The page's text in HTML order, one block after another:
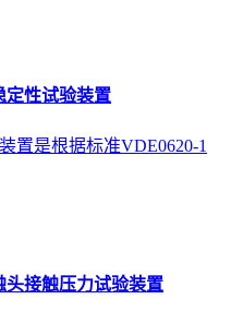
定性试验装置
置是根据标准VDE0620-1
头接触压力试验装置